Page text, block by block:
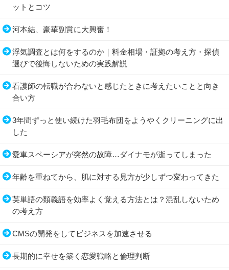
ットとコツ
河本結、豪華副賞に大興奮！
浮気調査とは何をするのか｜料金相場・証拠の考え方・探偵
選びで後悔しないための実践解説
看護師の転職が合わないと感じたときに考えたいことと向き
合い方
3年間ずっと使い続けた羽毛布団をようやくクリーニングに出
した
愛車スペーシアが突然の故障…ダイナモが逝ってしまった
年齢を重ねてから、肌に対する見方が少しずつ変わってきた
英単語の類義語を効率よく覚える方法とは？混乱しないため
の考え方
CMSの開発をしてビジネスを加速させる
長期的に幸せを築く恋愛戦略と倫理判断